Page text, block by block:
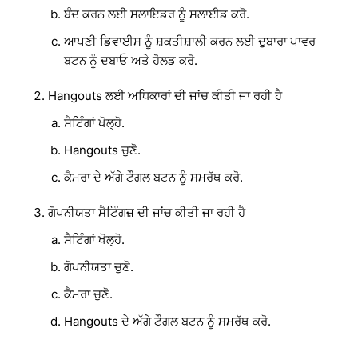
ਬੰਦ ਕਰਨ ਲਈ ਸਲਾਇਡਰ ਨੂੰ ਸਲਾਈਡ ਕਰੋ.
ਆਪਣੀ ਡਿਵਾਈਸ ਨੂੰ ਸ਼ਕਤੀਸ਼ਾਲੀ ਕਰਨ ਲਈ ਦੁਬਾਰਾ ਪਾਵਰ
ਬਟਨ ਨੂੰ ਦਬਾਓ ਅਤੇ ਹੋਲਡ ਕਰੋ.
Hangouts ਲਈ ਅਧਿਕਾਰਾਂ ਦੀ ਜਾਂਚ ਕੀਤੀ ਜਾ ਰਹੀ ਹੈ
ਸੈਟਿੰਗਾਂ ਖੋਲ੍ਹੋ.
Hangouts ਚੁਣੋ.
ਕੈਮਰਾ ਦੇ ਅੱਗੇ ਟੌਗਲ ਬਟਨ ਨੂੰ ਸਮਰੱਥ ਕਰੋ.
ਗੋਪਨੀਯਤਾ ਸੈਟਿੰਗਜ਼ ਦੀ ਜਾਂਚ ਕੀਤੀ ਜਾ ਰਹੀ ਹੈ
ਸੈਟਿੰਗਾਂ ਖੋਲ੍ਹੋ.
ਗੋਪਨੀਯਤਾ ਚੁਣੋ.
ਕੈਮਰਾ ਚੁਣੋ.
Hangouts ਦੇ ਅੱਗੇ ਟੌਗਲ ਬਟਨ ਨੂੰ ਸਮਰੱਥ ਕਰੋ.